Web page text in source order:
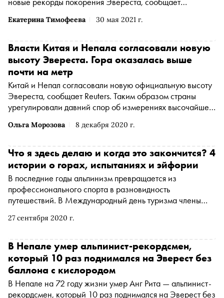
Екатерина Тимофеева 30 мая 2021 г.
Ольга Морозова 8 декабря 2020 г.
Власти Китая и Непала согласовали новую
высоту Эвереста. Гора оказалась выше
почти на метр
Китай и Непал согласовали новую официальную высоту
Эвереста, сообщает Reuters. Таким образом страны
урегулировали давний спор об измерениях высочайшей
27 сентября 2020 г.
Что я здесь делаю и когда это закончится? 4
истории о горах, испытаниях и эйфории
В последние годы альпинизм превращается из
профессионального спорта в разновидность
путешествий. В Международный день туризма члены
первом восхождении и о том, почему стоит ходить в горы
В Непале умер альпинист-рекордсмен,
который 10 раз поднимался на Эверест без
баллона с кислородом
В Непале на 72 году жизни умер Анг Рита — альпинист-
рекордсмен, который 10 раз поднимался на Эверест без